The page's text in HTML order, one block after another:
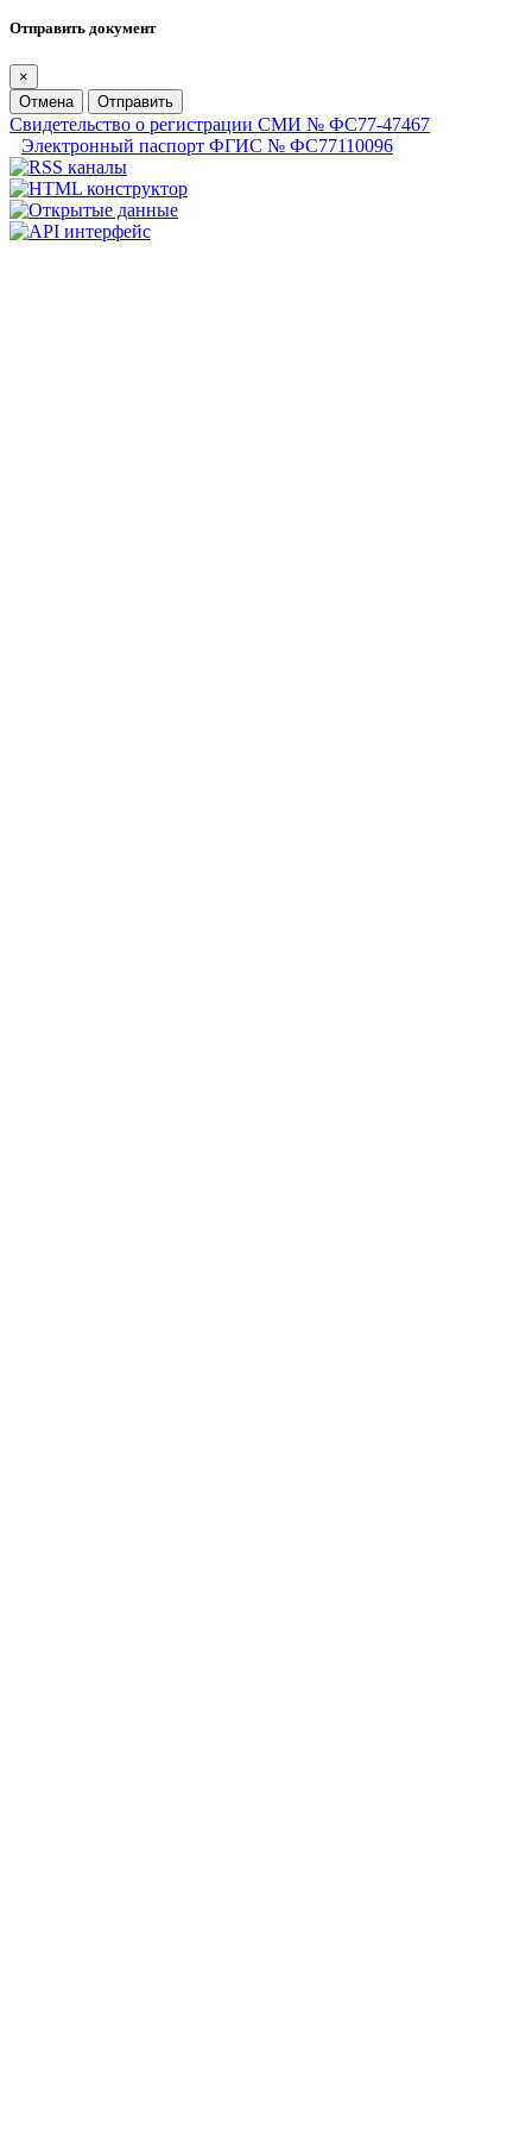
Отправить документ
×
Отмена
Отправить
Свидетельство о регистрации СМИ № ФС77-47467
Электронный паспорт ФГИС № ФС77110096